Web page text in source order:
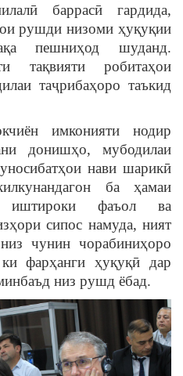
баррасӣ гардида,
рушди низоми ҳуқуқии
пешниҳод шуданд.
тақвияти робитаҳои
таҷрибаҳоро таъкид
имконияти нодир
донишҳо, мубодилаи
нави шарикӣ
ба ҳамаи
иштироки фаъол ва
сипос намуда, ният
чунин чорабиниҳоро
фарҳанги ҳуқуқӣ дар
низ рушд ёбад.